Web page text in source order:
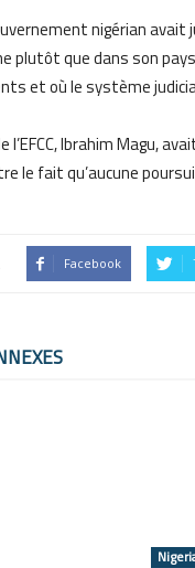
nigérian
plutôt que dans son
et où le système
l’EFCC, Ibrahim Magu,
le fait qu’aucune
Facebook